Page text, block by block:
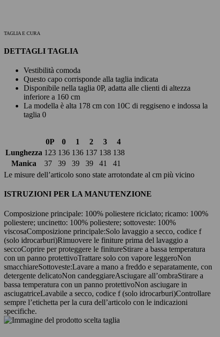
TAGLIA E CURA
DETTAGLI TAGLIA
Vestibilità comoda
Questo capo corrisponde alla taglia indicata
Disponibile nella taglia 0P, adatta alle clienti di altezza
inferiore a 160 cm
La modella è alta 178 cm con 10C di reggiseno e indossa la
taglia 0
0P 0 1 2 3
4
Lunghezza 123 136 136 137 138 138
Manica
37 39 39 39 41
41
Le misure dell’articolo sono state arrotondate al cm più vicino
ISTRUZIONI PER LA MANUTENZIONE
Composizione principale: 100% poliestere riciclato; ricamo: 100%
poliestere; uncinetto: 100% poliestere; sottoveste: 100%
viscosaComposizione principale:Solo lavaggio a secco, codice f
(solo idrocarburi)Rimuovere le finiture prima del lavaggio a
seccoCoprire per proteggere le finitureStirare a bassa temperatura
con un panno protettivoTrattare solo con vapore leggeroNon
smacchiareSottoveste:Lavare a mano a freddo e separatamente, con
detergente delicatoNon candeggiareAsciugare all’ombraStirare a
bassa temperatura con un panno protettivoNon asciugare in
asciugatriceLavabile a secco, codice f (solo idrocarburi)Controllare
sempre l’etichetta per la cura dell’articolo con le indicazioni
specifiche.